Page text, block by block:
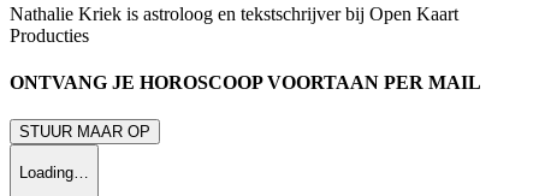
Nathalie Kriek is astroloog en tekstschrijver bij Open Kaart
Producties
ONTVANG JE HOROSCOOP VOORTAAN PER MAIL
STUUR MAAR OP
Loading…